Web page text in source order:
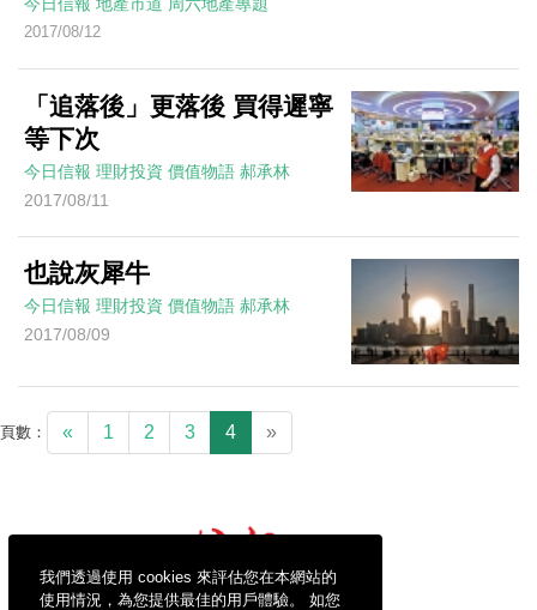
我們透過使用 cookies 來評估您在本網站的
使用情況，為您提供最佳的用戶體驗。 如您
今日信報 地產市道 周六地產專題
2017/08/12
「追落後」更落後 買得遲寧
等下次
今日信報 理財投資 價值物語 郝承林
2017/08/11
也說灰犀牛
今日信報 理財投資 價值物語 郝承林
2017/08/09
頁數： « 1 2 3 4 »